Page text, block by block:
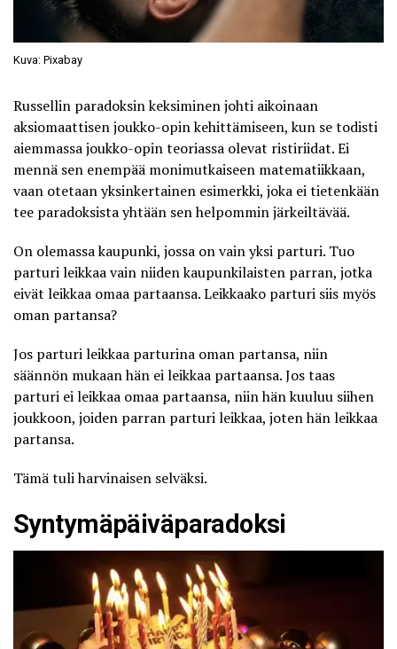
Kuva: Pixabay
Russellin paradoksin keksiminen johti aikoinaan
aksiomaattisen joukko-opin kehittämiseen, kun se todisti
aiemmassa joukko-opin teoriassa olevat ristiriidat. Ei
mennä sen enempää monimutkaiseen matematiikkaan,
vaan otetaan yksinkertainen esimerkki, joka ei tietenkään
tee paradoksista yhtään sen helpommin järkeiltävää.
On olemassa kaupunki, jossa on vain yksi parturi. Tuo
parturi leikkaa vain niiden kaupunkilaisten parran, jotka
eivät leikkaa omaa partaansa. Leikkaako parturi siis myös
oman partansa?
Jos parturi leikkaa parturina oman partansa, niin
säännön mukaan hän ei leikkaa partaansa. Jos taas
parturi ei leikkaa omaa partaansa, niin hän kuuluu siihen
joukkoon, joiden parran parturi leikkaa, joten hän leikkaa
partansa.
Tämä tuli harvinaisen selväksi.
Syntymäpäiväparadoksi